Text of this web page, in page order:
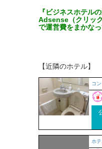
『ビジネスホテル
Adsense（クリッ
で運営費をまかなっ
【近隣のホテル】
コ
ホ